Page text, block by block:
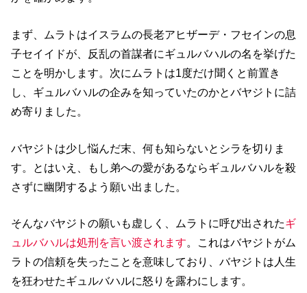
まず、ムラトはイスラムの長老アヒザーデ・フセインの息
子セイイドが、反乱の首謀者にギュルバハルの名を挙げた
ことを明かします。次にムラトは1度だけ聞くと前置き
し、ギュルバハルの企みを知っていたのかとバヤジトに詰
め寄りました。
バヤジトは少し悩んだ末、何も知らないとシラを切りま
す。とはいえ、もし弟への愛があるならギュルバハルを殺
さずに幽閉するよう願い出ました。
そんなバヤジトの願いも虚しく、ムラトに呼び出されたギ
ュルバハルは処刑を言い渡されます。これはバヤジトがム
ラトの信頼を失ったことを意味しており、バヤジトは人生
を狂わせたギュルバハルに怒りを露わにします。